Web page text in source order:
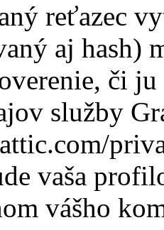
reťazec
aj hash)
či
služby
vaša
vášho